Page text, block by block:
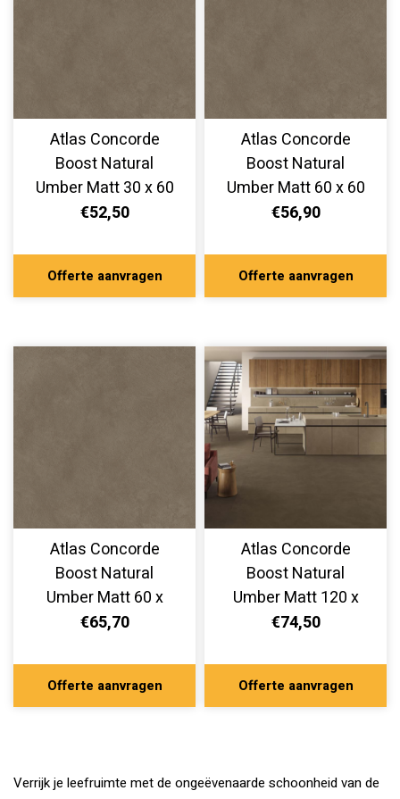
Atlas Concorde
Boost Natural
Umber Matt 30 x 60
cm
€52,50
Offerte aanvragen
Atlas Concorde
Boost Natural
Umber Matt 60 x 60
cm
€56,90
Offerte aanvragen
Atlas Concorde
Boost Natural
Umber Matt 60 x
120 cm
€65,70
Offerte aanvragen
Atlas Concorde
Boost Natural
Umber Matt 120 x
120 cm
€74,50
Offerte aanvragen
Verrijk je leefruimte met de ongeëvenaarde schoonheid van de